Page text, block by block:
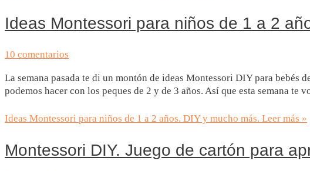
Ideas Montessori para niños de 1 a 2
10 comentarios
La semana pasada te di un montón de ideas Montessori DIY para bebés
podemos hacer con los peques de 2 y de 3 años. Así que esta semana
Ideas Montessori para niños de 1 a 2 años. DIY y mucho más. Leer más »
Montessori DIY. Juego de cartón para